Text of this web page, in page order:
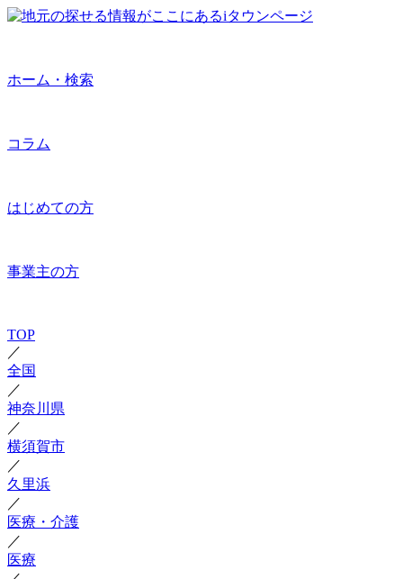
ホーム・検索
コラム
はじめての方
事業主の方
TOP
／
全国
／
神奈川県
／
横須賀市
／
久里浜
／
医療・介護
／
医療